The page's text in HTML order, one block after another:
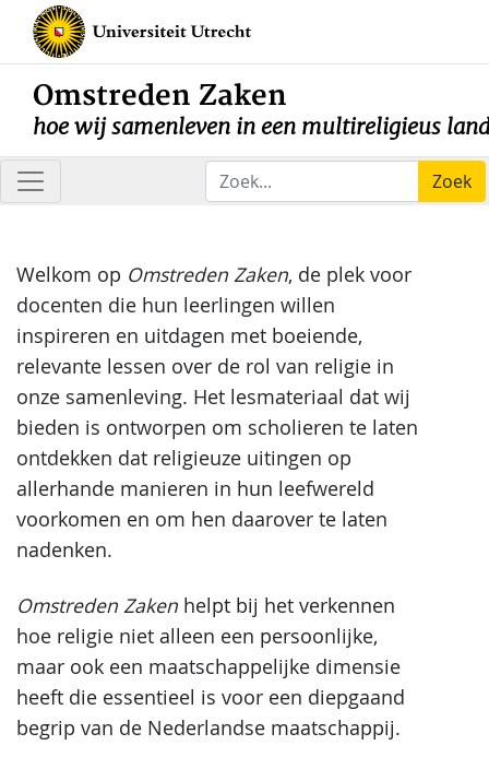
Omstreden Zaken
hoe wij samenleven in een multireligieus
Zoek
Welkom op Omstreden Zaken, de plek voor
docenten die hun leerlingen willen
inspireren en uitdagen met boeiende,
relevante lessen over de rol van religie in
onze samenleving. Het lesmateriaal dat wij
bieden is ontworpen om scholieren te laten
ontdekken dat religieuze uitingen op
allerhande manieren in hun leefwereld
voorkomen en om hen daarover te laten
nadenken.
Omstreden Zaken helpt bij het verkennen
hoe religie niet alleen een persoonlijke,
maar ook een maatschappelijke dimensie
heeft die essentieel is voor een diepgaand
begrip van de Nederlandse maatschappij.